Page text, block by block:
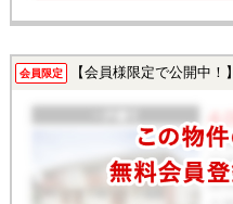
会員限定 【会員様限定で公開中！】